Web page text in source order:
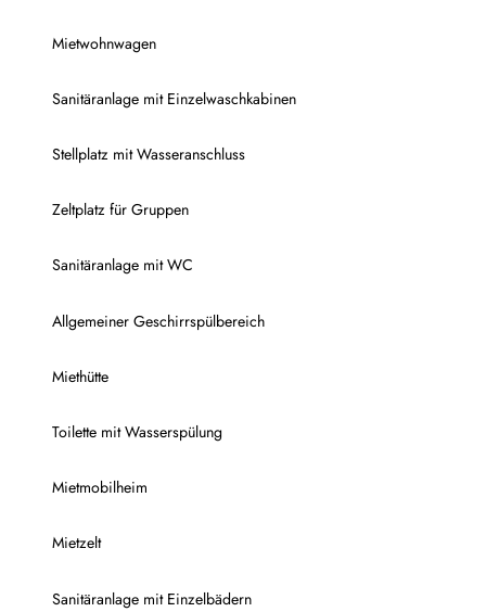
Mietwohnwagen
Sanitäranlage mit Einzelwaschkabinen
Stellplatz mit Wasseranschluss
Zeltplatz für Gruppen
Sanitäranlage mit WC
Allgemeiner Geschirrspülbereich
Miethütte
Toilette mit Wasserspülung
Mietmobilheim
Mietzelt
Sanitäranlage mit Einzelbädern